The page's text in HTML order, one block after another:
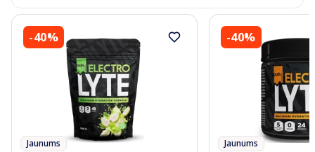
-40%
Jaunums
-40%
Jaunums